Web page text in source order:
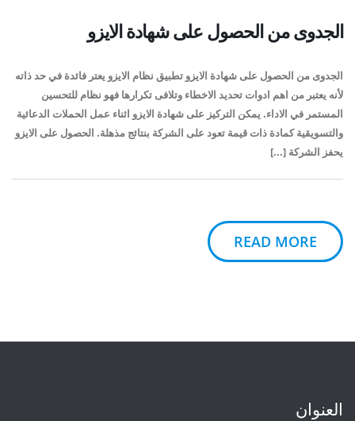
الجدوى من الحصول على شهادة الايزو
الجدوى من الحصول على شهادة الايزو تطبيق نظام الايزو يعتر فائدة في حد ذاته
لأنه يعتبر من اهم ادوات تحديد الاخطاء وتلافى تكرارها فهو نظام للتحسين
المستمر في الاداء. يمكن التركيز على شهادة الايزو اثناء عمل الحملات الدعائية
والتسويقية كمادة ذات قيمة تعود على الشركة بنتائج مذهلة. الحصول على الايزو
يحفز الشركة [...]
READ MORE
العنوان